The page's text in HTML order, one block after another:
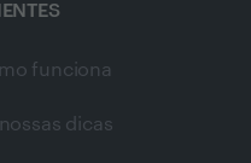
funciona
dicas